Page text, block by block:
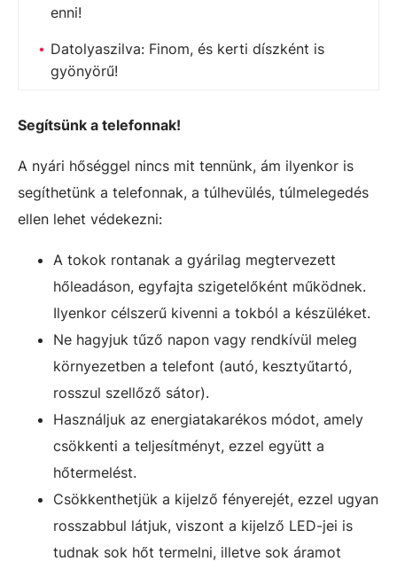
enni!
Datolyaszilva: Finom, és kerti díszként is
gyönyörű!
Segítsünk a telefonnak!
A nyári hőséggel nincs mit tennünk, ám ilyenkor is
segíthetünk a telefonnak, a túlhevülés, túlmelegedés
ellen lehet védekezni:
A tokok rontanak a gyárilag megtervezett
hőleadáson, egyfajta szigetelőként működnek.
Ilyenkor célszerű kivenni a tokból a készüléket.
Ne hagyjuk tűző napon vagy rendkívül meleg
környezetben a telefont (autó, kesztyűtartó,
rosszul szellőző sátor).
Használjuk az energiatakarékos módot, amely
csökkenti a teljesítményt, ezzel együtt a
hőtermelést.
Csökkenthetjük a kijelző fényerejét, ezzel ugyan
rosszabbul látjuk, viszont a kijelző LED-jei is
tudnak sok hőt termelni, illetve sok áramot